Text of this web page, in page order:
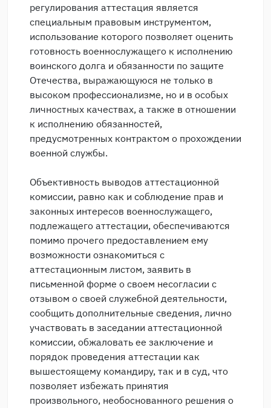
регулирования аттестация является
специальным правовым инструментом,
использование которого позволяет оценить
готовность военнослужащего к исполнению
воинского долга и обязанности по защите
Отечества, выражающуюся не только в
высоком профессионализме, но и в особых
личностных качествах, а также в отношении
к исполнению обязанностей,
предусмотренных контрактом о прохождении
военной службы.
Объективность выводов аттестационной
комиссии, равно как и соблюдение прав и
законных интересов военнослужащего,
подлежащего аттестации, обеспечиваются
помимо прочего предоставлением ему
возможности ознакомиться с
аттестационным листом, заявить в
письменной форме о своем несогласии с
отзывом о своей служебной деятельности,
сообщить дополнительные сведения, лично
участвовать в заседании аттестационной
комиссии, обжаловать ее заключение и
порядок проведения аттестации как
вышестоящему командиру, так и в суд, что
позволяет избежать принятия
произвольного, необоснованного решения о